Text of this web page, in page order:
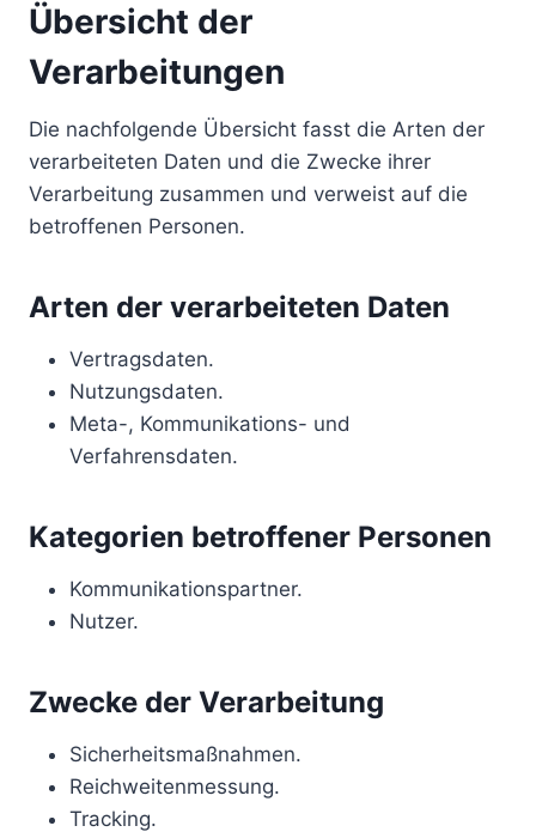
Übersicht der
Verarbeitungen
Die nachfolgende Übersicht fasst die Arten der
verarbeiteten Daten und die Zwecke ihrer
Verarbeitung zusammen und verweist auf die
betroffenen Personen.
Arten der verarbeiteten Daten
Vertragsdaten.
Nutzungsdaten.
Meta-, Kommunikations- und
Verfahrensdaten.
Kategorien betroffener Personen
Kommunikationspartner.
Nutzer.
Zwecke der Verarbeitung
Sicherheitsmaßnahmen.
Reichweitenmessung.
Tracking.